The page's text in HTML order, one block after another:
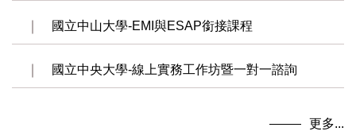
國立中山大學-EMI與ESAP銜接課程
國立中央大學-線上實務工作坊暨一對一諮詢
更多...